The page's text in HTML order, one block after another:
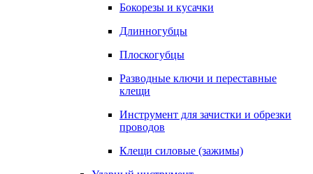
Бокорезы и кусачки
Длинногубцы
Плоскогубцы
Разводные ключи и переставные
клещи
Инструмент для зачистки и обрезки
проводов
Клещи силовые (зажимы)